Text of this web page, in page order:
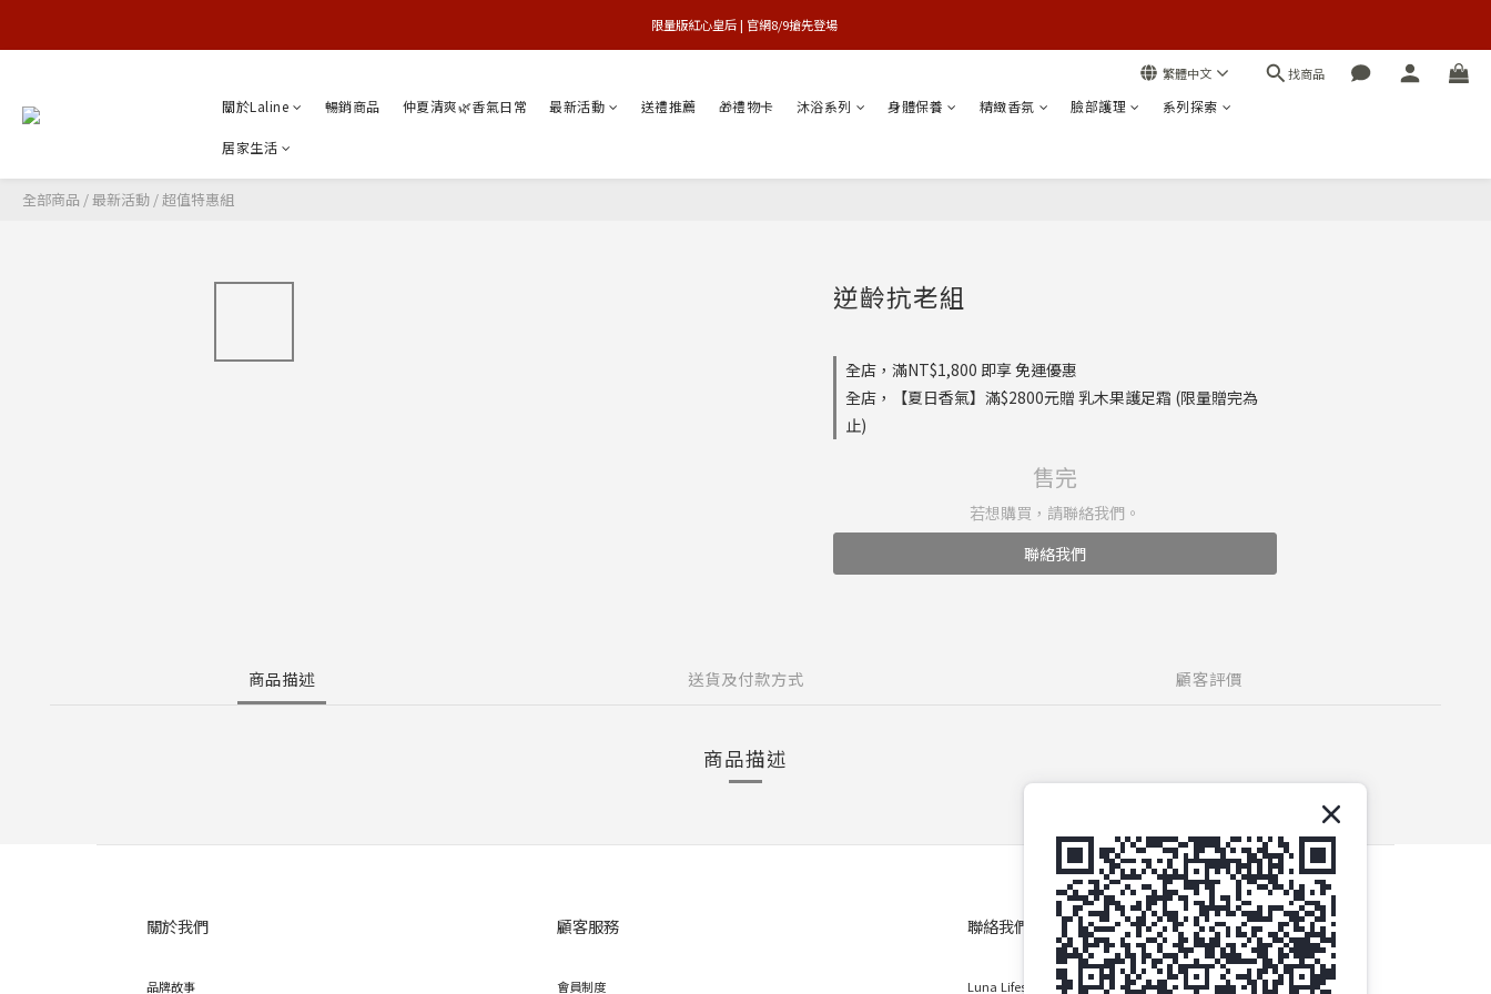
買1送1特賣會 | 台中大遠百店 / 南紡店
限量版紅心皇后 | 官網8/9搶先登場
繁體中文 找商品
關於Laline 暢銷商品 仲夏清爽🌿香氣日常 最新活動 送禮推薦 🎁禮物卡 沐浴系列 身體保養 精緻香氛 臉部護理 系列探索
居家生活
全部商品 /最新活動 /超值特惠組
逆齡抗老組
全店，滿NT$1,800 即享 免運優惠
全店，【夏日香氣】滿$2800元贈 乳木果護足霜 (限量贈完為
止)
售完
若想購買，請聯絡我們。
聯絡我們
商品描述 送貨及付款方式 顧客評價
商品描述
關於我們
品牌故事
顧客服務
會員制度
聯絡我們
Luna Lifestyle Group Co., Ltd.